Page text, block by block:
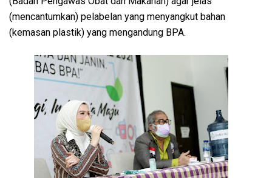
(mencantumkan) pelabelan yang menyangkut bahan
(kemasan plastik) yang mengandung BPA.